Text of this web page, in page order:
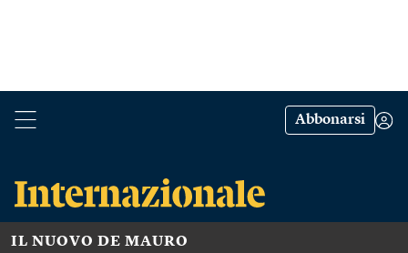
Abbonarsi
IL NUOVO DE MAURO